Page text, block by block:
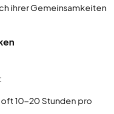
ihrer Gemeinsamkeiten
:
10-20 Stunden pro